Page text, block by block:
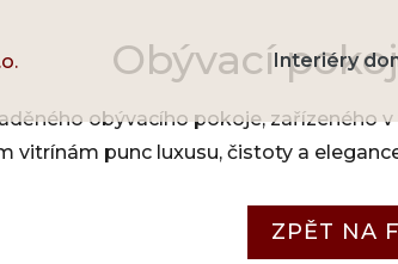
Interiéry
Obývací
obývacího pokoje, zařízeného
vitrínám punc luxusu, čistoty a
ZPĚT NA